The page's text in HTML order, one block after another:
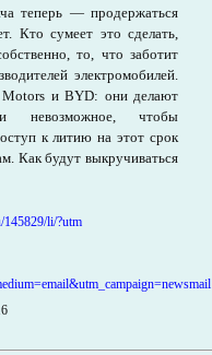
теперь — продержаться
Кто сумеет это сделать,
то, что заботит
электромобилей.
Motors и BYD: они делают
невозможное, чтобы
к литию на этот срок
Как будут выкручиваться
145829/li/?utm